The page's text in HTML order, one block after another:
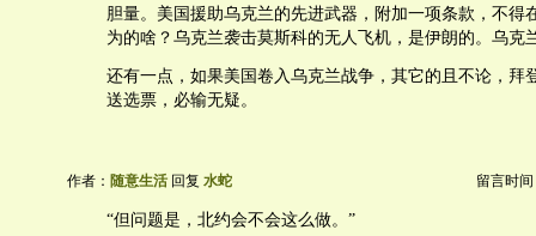
胆量。美国援助乌克兰的先进武器，附加一项条款，不得
为的啥？乌克兰袭击莫斯科的无人飞机，是伊朗的。乌克
还有一点，如果美国卷入乌克兰战争，其它的且不论，拜
送选票，必输无疑。
作者： 随意生活 回复 水蛇 留言时间
“但问题是，北约会不会这么做。”